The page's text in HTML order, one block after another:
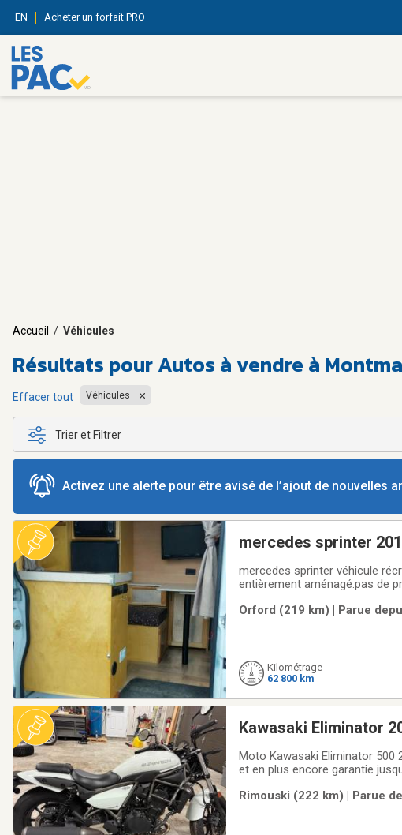
EN Acheter un forfait PRO
Accueil / Véhicules
Résultats pourAutos à vendre à
Effacer tout Véhicules
Trier et Filtrer
Activez une alerte pour être avisé de l’ajout de nouvelles
mercedes sprinter
mercedes sprinter véhicule
entièrement aménagé.pas de
Orford (219 km) | Parue
Kilométrage
62 800 km
Kawasaki Eliminator
Moto Kawasaki Eliminator 500
et en plus encore garantie
formation pour le permis
Rimouski (222 km) | Parue